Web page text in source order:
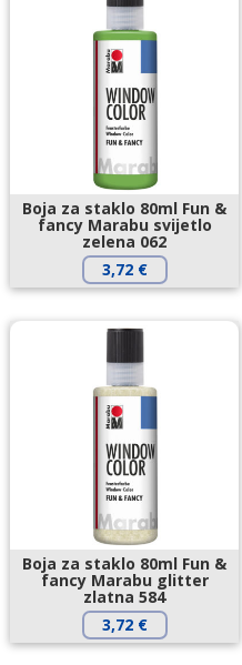
Boja za staklo 80ml Fun &
fancy Marabu svijetlo
zelena 062
3,72 €
Boja za staklo 80ml Fun &
fancy Marabu glitter
zlatna 584
3,72 €